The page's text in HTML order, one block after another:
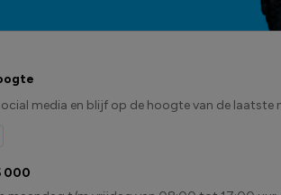
media en blijf op de hoogte van de laatste
000